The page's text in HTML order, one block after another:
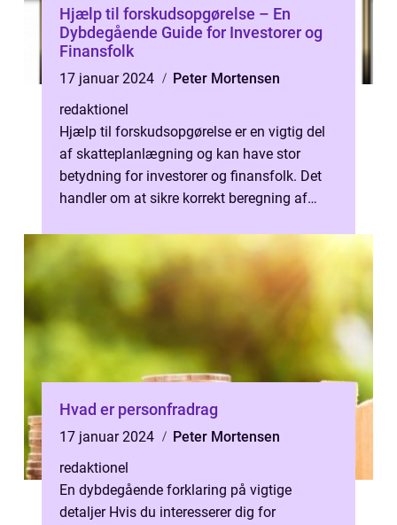
Hjælp til forskudsopgørelse – En
Dybdegående Guide for Investorer og
Finansfolk
17 januar 2024
Peter Mortensen
redaktionel
Hjælp til forskudsopgørelse er en vigtig del
af skatteplanlægning og kan have stor
betydning for investorer og finansfolk. Det
handler om at sikre korrekt beregning af
Hvad er personfradrag
17 januar 2024
Peter Mortensen
redaktionel
En dybdegående forklaring på vigtige
detaljer Hvis du interesserer dig for